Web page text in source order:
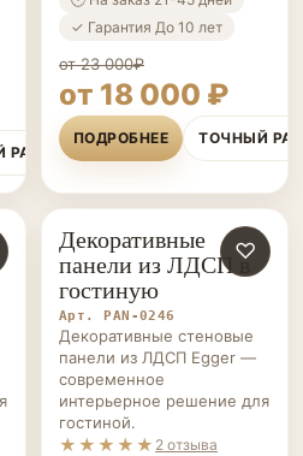
РАСЧЁТ
✓ Гарантия До 10 лет
от 23 000₽
от 18 000 ₽
ПОДРОБНЕЕ ТОЧНЫЙ
СТЕНОВЫЕ
ПАНЕЛИ НА ЗАКАЗ
♡
Декоративные
панели из ЛДСП в
гостиную
Арт. PAN-0246
Декоративные стеновые
панели из ЛДСП Egger —
современное
интерьерное решение для
гостиной.
★★★★★ 2 отзыва